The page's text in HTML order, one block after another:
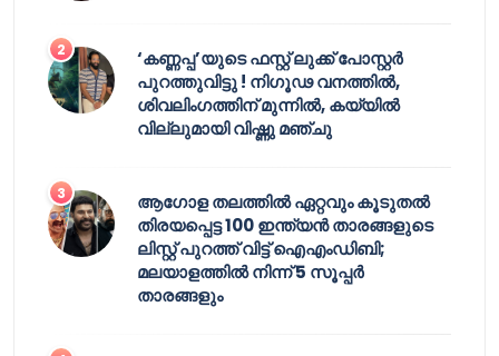
‘കണ്ണപ്പ’യുടെ ഫസ്റ്റ് ലുക്ക് പോസ്റ്റർ
പുറത്തുവിട്ടു ! നിഗൂഢ വനത്തിൽ,
ശിവലിംഗത്തിന് മുന്നിൽ, കയ്യിൽ
വില്ലുമായി വിഷ്ണു മഞ്ചു
ആഗോള തലത്തിൽ ഏറ്റവും കൂടുതൽ
തിരയപ്പെട്ട 100 ഇന്ത്യൻ താരങ്ങളുടെ
ലിസ്റ്റ് പുറത്ത് വിട്ട് ഐഎംഡിബി;
മലയാളത്തിൽ നിന്ന് 5 സൂപ്പർ
താരങ്ങളും